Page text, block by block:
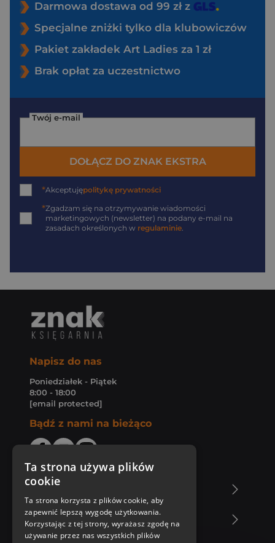
Darmowa dostawa od 99 zł z
Specjalne zniżki tylko dla klubowiczów
Pakiet zakładek Art Ladies za 1 zł
Brak opłat za uczestnictwo
Twój e-mail
DOŁĄCZ DO ZNAK EKSTRA
*Akceptujępolitykę prywatności
*Zgadzam się na otrzymywanie wiadomości
marketingowych (newsletter) na podany e-mail na
zasadach określonych w regulaminie.
Napisz do nas
Poniedziałek - Piątek
8:00 - 18:00
[email protected]
Bądź z nami na bieżąco
Zakupy u nas
Ta strona używa plików
cookie
Ta strona korzysta z plików cookie, aby
zapewnić lepszą wygodę użytkowania.
Korzystając z tej strony, wyrażasz zgodę na
używanie przez nas wszystkich plików